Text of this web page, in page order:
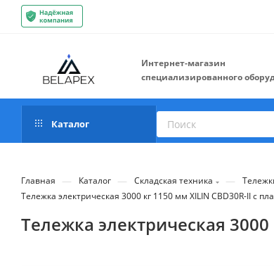
Интернет-магазин
специализированного
Каталог
Главная — Каталог — Складская техника —
Тележка электрическая 3000 кг 1150 мм XILIN CBD30R-II с
Тележка электрическая